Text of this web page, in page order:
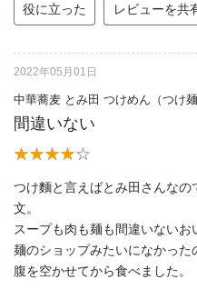
役に立った レビューを共
2022年05月01日
中華蕎麦 とみ田 つけめん（つけ麺
間違いない
つけ麵と言えばとみ田さんな
文。
スープも肉も麺も間違いない
麺のショップみたいになかっ
腹を空かせてから食べました。